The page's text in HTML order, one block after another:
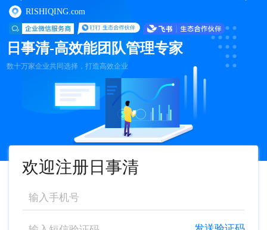
RISHIQING.com
日事清-高效能团队管理专家
数十万家企业共同选择，打造高效企业
欢迎注册日事清